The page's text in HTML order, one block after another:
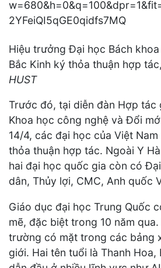
Hiệu trưởng Đại học Bách
Bắc Kinh ký thỏa thuận hợp
HUST
Trước đó, tại diễn đàn Hợp tác
Khoa học công nghệ và Đổi
14/4, các đại học của Việt
thỏa thuận hợp tác. Ngoài Y
hai đại học quốc gia còn có
dân, Thủy lợi, CMC, Anh quốc
Giáo dục đại học Trung Quốc
mẽ, đặc biệt trong 10 năm
trường có mặt trong các bảng
giới. Hai tên tuổi là Thanh Hoa,